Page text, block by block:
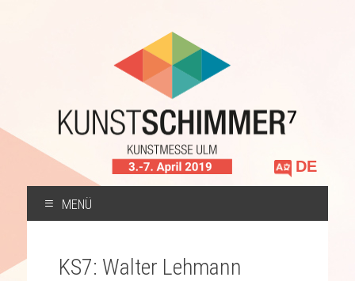
Sprache
auswählen
MENÜ
SPRINGEN
KS7: Walter Lehmann